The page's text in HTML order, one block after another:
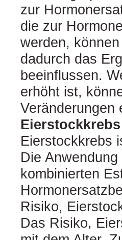
zur
die zur
werden,
dadurch das
beeinflussen.
erhöht ist,
Veränderungen
Eierstockkrebs
Eierstockkrebs
Die
kombinierten
Risiko,
Das Risiko,